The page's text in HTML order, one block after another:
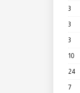
3
3
3
10
24
7